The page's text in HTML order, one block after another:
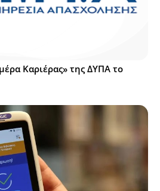
Καριέρας» της ΔΥΠΑ το